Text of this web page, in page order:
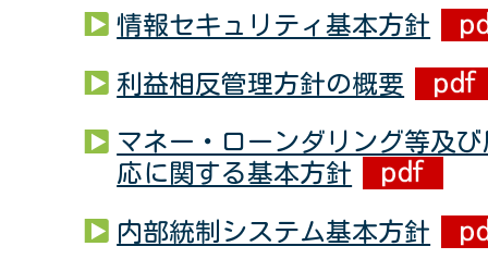
情報セキュリティ基本方針
利益相反管理方針の概要
マネー・ローンダリング等及
応に関する基本方針
内部統制システム基本方針